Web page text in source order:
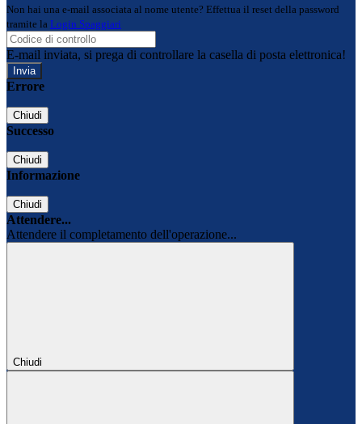
Non hai una e-mail associata al nome utente? Effettua il reset della password
tramite la Login Spaggiari
E-mail inviata, si prega di controllare la casella di posta elettronica!
Errore
Chiudi
Successo
Chiudi
Informazione
Chiudi
Attendere...
Attendere il completamento dell'operazione...
Chiudi